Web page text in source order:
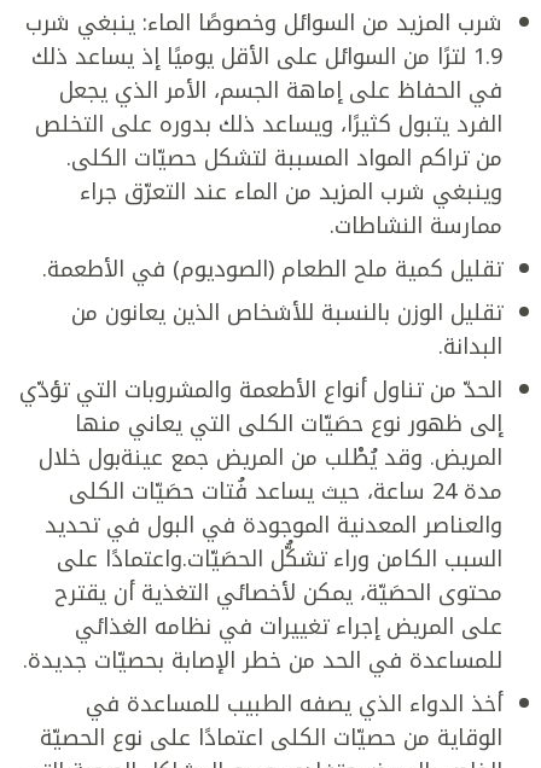
شرب المزيد من السوائل وخصوصًا الماء: ينبغي شرب
1.9 لترًا من السوائل على الأقل يوميًا إذ يساعد ذلك
في الحفاظ على إماهة الجسم، الأمر الذي يجعل
الفرد يتبول كثيرًا، ويساعد ذلك بدوره على التخلص
من تراكم المواد المسببة لتشكل حصيّات الكلى.
وينبغي شرب المزيد من الماء عند التعرّق جراء
ممارسة النشاطات.
تقليل كمية ملح الطعام (الصوديوم) في الأطعمة.
تقليل الوزن بالنسبة للأشخاص الذين يعانون من
البدانة.
الحدّ من تناول أنواع الأطعمة والمشروبات التي تؤدّي
إلى ظهور نوع حصَيّات الكلى التي يعاني منها
المريض. وقد يُطْلب من المريض جمع عينةبول خلال
مدة 24 ساعة، حيث يساعد فُتات حصَيّات الكلى
والعناصر المعدنية الموجودة في البول في تحديد
السبب الكامن وراء تشكُّل الحصَيّات.واعتمادًا على
محتوى الحصَيّة، يمكن لأخصائي التغذية أن يقترح
على المريض إجراء تغييرات في نظامه الغذائي
للمساعدة في الحد من خطر الإصابة بحصيّات جديدة.
أخذ الدواء الذي يصفه الطبيب للمساعدة في
الوقاية من حصيّات الكلى اعتمادًا على نوع الحصيّة